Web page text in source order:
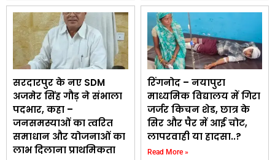
सरदारपुर के नए SDM
अजमेर सिंह गौड़ ने संभाला
पदभार, कहा –
जनसमस्याओं का त्वरित
समाधान और योजनाओं का
लाभ दिलाना प्राथमिकता
रिंगनोद – नयापुरा
माध्यमिक विद्यालय में गिरा
जर्जर किचन शेड, छात्र के
सिर और पैर में आई चोट,
लापरवाही या हादसा..?
Read More »